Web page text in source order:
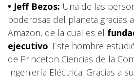
• Jeff Bezos: Una de las
poderosas del planeta gracias
Amazon, de la cual es el
ejecutivo. Este hombre
de Princeton Ciencias de la
Ingeniería Eléctrica. Gracias a